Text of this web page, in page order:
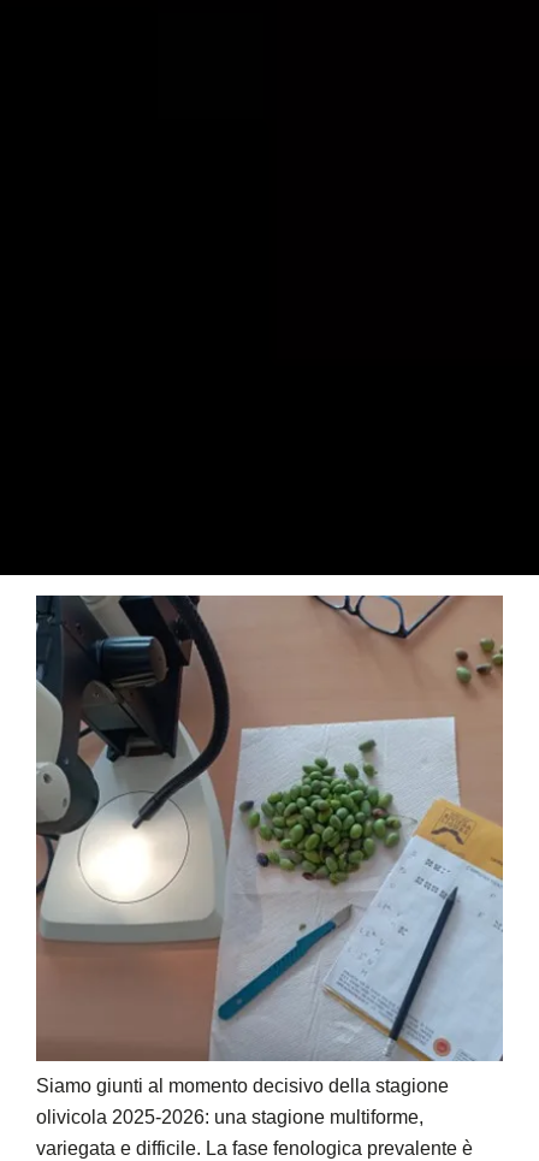
Siamo giunti al momento decisivo della stagione
olivicola 2025-2026: una stagione multiforme,
variegata e difficile. La fase fenologica prevalente è